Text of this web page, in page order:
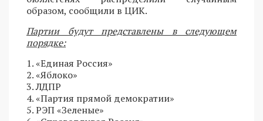
образом, сообщили в ЦИК.
Партии будут представлены в следующем
порядке:
1. «Единая Россия»
2. «Яблоко»
3. ЛДПР
4. «Партия прямой демократии»
5. РЭП «Зеленые»